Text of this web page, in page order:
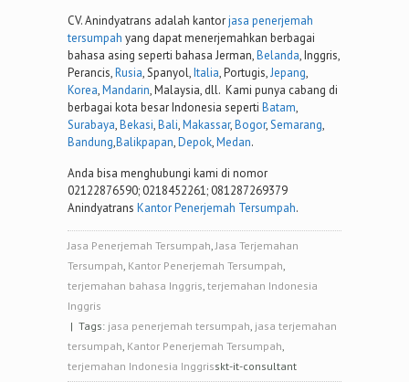
CV. Anindyatrans adalah kantorjasa penerjemah
tersumpah yang dapat menerjemahkan berbagai
bahasa asing seperti bahasa Jerman,Belanda, Inggris,
Perancis,Rusia, Spanyol,Italia, Portugis,Jepang,
Korea,Mandarin, Malaysia, dll. Kami punya cabang di
berbagai kota besar Indonesia seperti Batam,
Surabaya,Bekasi,Bali,Makassar,Bogor,Semarang,
Bandung,Balikpapan,Depok,Medan.
Anda bisa menghubungi kami di nomor
02122876590; 0218452261; 081287269379
Anindyatrans Kantor Penerjemah Tersumpah.
Jasa Penerjemah Tersumpah,Jasa Terjemahan
Tersumpah, Kantor Penerjemah Tersumpah,
terjemahan bahasa Inggris, terjemahan Indonesia
Inggris
| Tags: jasa penerjemah tersumpah, jasa terjemahan
tersumpah, Kantor Penerjemah Tersumpah,
terjemahan Indonesia Inggrisskt-it-consultant